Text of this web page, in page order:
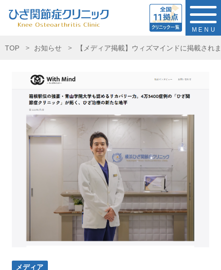
MENU
TOP お知らせ 【メディア掲載】ウィズマインドに掲載され
メディア